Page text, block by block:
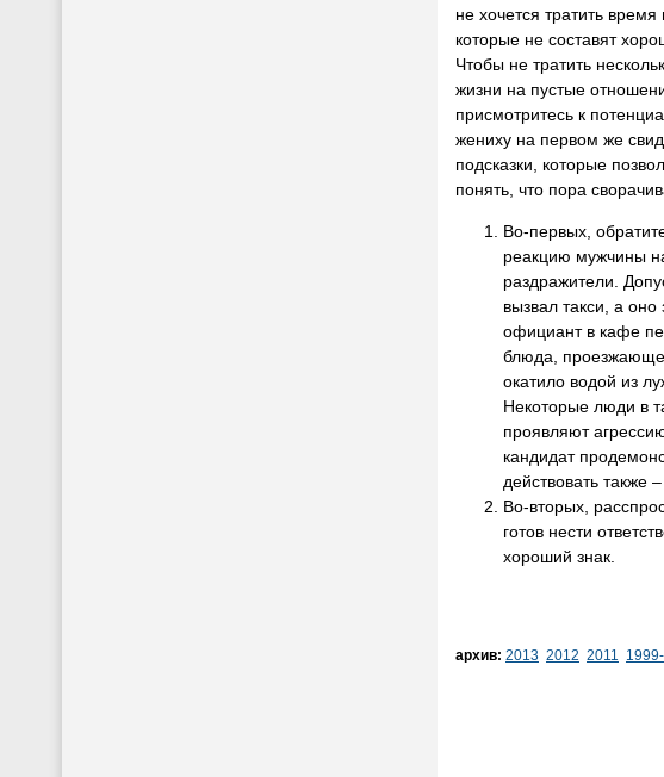
не хочется тратить время
которые не составят
Чтобы не тратить
жизни на пустые
присмотритесь к
жениху на первом же
подсказки, которые
понять, что пора
Во-первых,
реакцию мужчины
раздражители.
вызвал такси, а оно
официант в кафе
блюда,
окатило водой из
Некоторые люди в
проявляют
кандидат
действовать также
Во-вторых,
готов нести
хороший знак.
архив: 2013 2012 2011